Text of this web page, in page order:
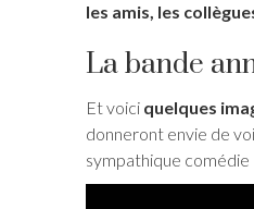
les amis, les
La bande
Et voici quelques
donneront envie de
sympathique comédie